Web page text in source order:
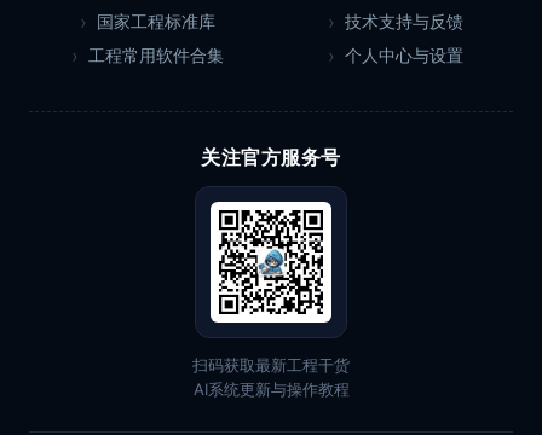
国家工程标准库
工程常用软件合集
技术支持与反馈
个人中心与设置
关注官方服务号
扫码获取最新工程干货
AI系统更新与操作教程